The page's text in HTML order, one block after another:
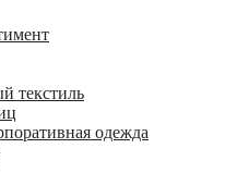
текстиль
одежда